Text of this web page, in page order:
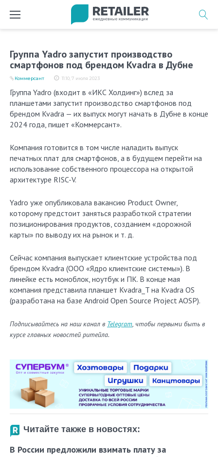
Группа Yadro запустит производство
смартфонов под брендом Kvadra в Дубне
11:10, 7 июля 2023
Коммерсант
Группа Yadro (входит в «ИКС Холдинг») вслед за
планшетами запустит производство смартфонов под
брендом Kvadra — их выпуск могут начать в Дубне в конце
2024 года, пишет «Коммерсант».
Компания готовится в том числе наладить выпуск
печатных плат для смартфонов, а в будущем перейти на
использование собственного процессора на открытой
архитектуре RISC-V.
Yadro уже опубликовала вакансию Product Owner,
которому предстоит заняться разработкой стратегии
позиционирования продуктов, созданием «дорожной
карты» по выводу их на рынок и т. д.
Сейчас компания выпускает клиентские устройства под
брендом Kvadra (ООО «Ядро клиентские системы»). В
линейке есть моноблок, ноутбук и ПК. В конце мая
компания представила планшет Kvadra_T на Kvadra OS
(разработана на базе Android Open Source Project AOSP).
Подписывайтесь на наш канал в Telegram, чтобы первыми быть в
курсе главных новостей ритейла.
Читайте также в новостях:
В России предложили взимать плату за